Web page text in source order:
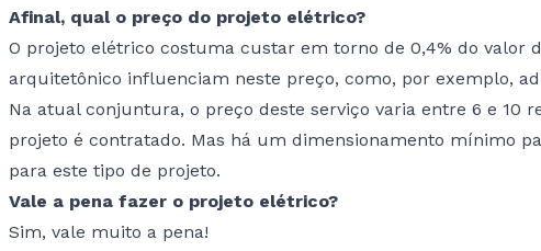
Afinal, qual o preço do projeto elétrico?
O projeto elétrico costuma custar em torno de 0,4% do valor
arquitetônico influenciam neste preço, como, por exemplo,
Na atual conjuntura, o preço deste serviço varia entre 6 e 10
projeto é contratado. Mas há um dimensionamento mínimo
para este tipo de projeto.
Vale a pena fazer o projeto elétrico?
Sim, vale muito a pena!